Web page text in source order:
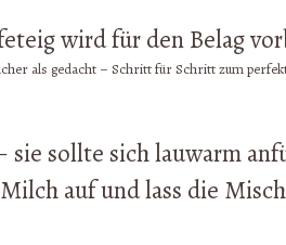
als gedacht – Schritt für Schritt zum
sie sollte sich lauwarm
auf und lass die